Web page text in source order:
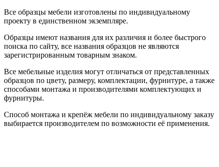
Все образцы мебели изготовлены по индивидуальному
проекту в единственном экземпляре.
Образцы имеют названия для их различия и более быстрого
поиска по сайту, все названия образцов не являются
зарегистрированным товарным знаком.
Все мебельные изделия могут отличаться от представленных
образцов по цвету, размеру, комплектации, фурнитуре, а также
способами монтажа и производителями комплектующих и
фурнитуры.
Способ монтажа и крепёж мебели по индивидуальному заказу
выбирается производителем по возможности её применения.